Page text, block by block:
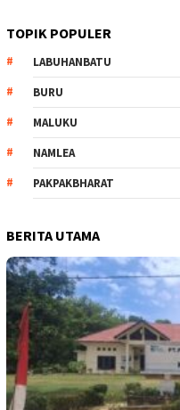
TOPIK POPULER
LABUHANBATU
BURU
MALUKU
NAMLEA
PAKPAKBHARAT
BERITA UTAMA